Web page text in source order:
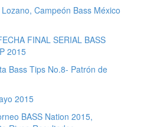
Campeón Bass México
FINAL SERIAL BASS
2015
Bass Tips No.8- Patrón de
2015
BASS Nation 2015,